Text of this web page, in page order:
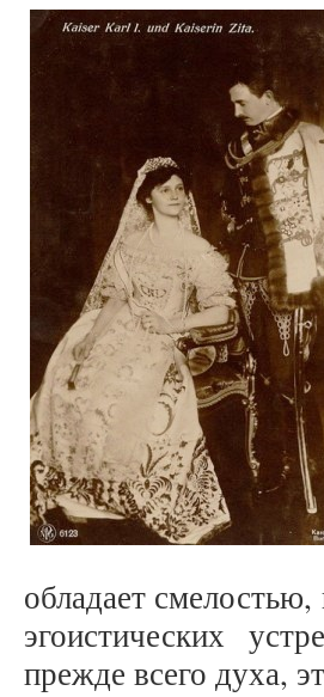
обладает смелостью,
эгоистических
прежде всего духа,